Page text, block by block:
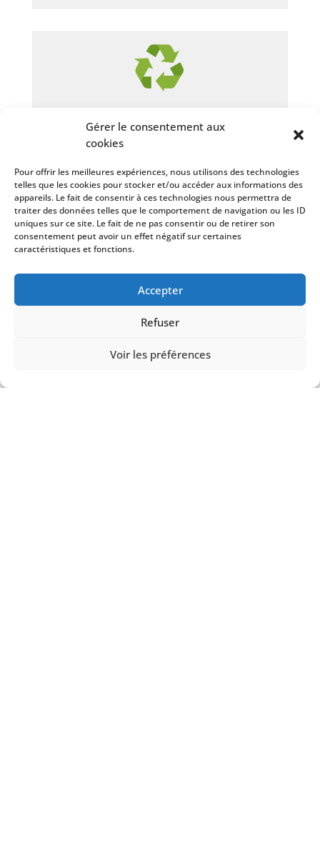
Gérer le consentement aux
cookies
Pour offrir les meilleures expériences, nous utilisons des technologies
telles que les cookies pour stocker et/ou accéder aux informations des
appareils. Le fait de consentir à ces technologies nous permettra de
traiter des données telles que le comportement de navigation ou les ID
uniques sur ce site. Le fait de ne pas consentir ou de retirer son
consentement peut avoir un effet négatif sur certaines
caractéristiques et fonctions.
Accepter
Refuser
Voir les préférences
déchets verts
Formations